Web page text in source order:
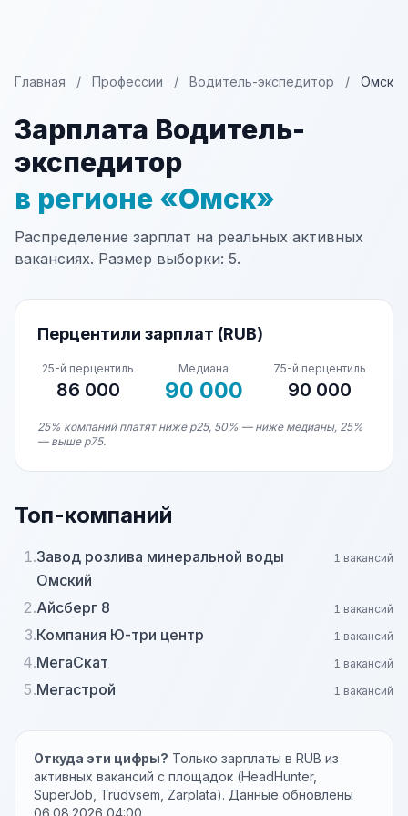
Главная / Профессии / Водитель-экспедитор / Омск
Зарплата Водитель-
экспедитор
в регионе «Омск»
Распределение зарплат на реальных активных
вакансиях. Размер выборки: 5.
Перцентили зарплат (RUB)
25-й перцентиль
86 000
Медиана
90 000
75-й перцентиль
90 000
25% компаний платят ниже p25, 50% — ниже медианы, 25%
— выше p75.
Топ-компаний
1.Завод розлива минеральной воды
Омский
1 вакансий
2.Айсберг 8 1 вакансий
3.Компания Ю-три центр 1 вакансий
4.МегаСкат 1 вакансий
5.Мегастрой 1 вакансий
Откуда эти цифры? Только зарплаты в RUB из
активных вакансий с площадок (HeadHunter,
SuperJob, Trudvsem, Zarplata). Данные обновлены
06.08.2026 04:00.